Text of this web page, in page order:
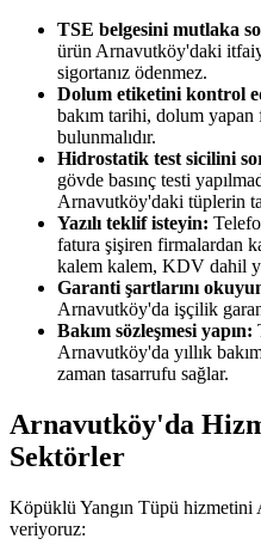
TSE belgesini mutlaka
ürün Arnavutköy'daki
sigortanız ödenmez.
Dolum etiketini kontrol
bakım tarihi, dolum yapan
bulunmalıdır.
Hidrostatik test sicilini
gövde basınç testi
Arnavutköy'daki tüplerin
Yazılı teklif isteyin:
fatura şişiren firmalardan
kalem kalem, KDV dahil
Garanti şartlarını
Arnavutköy'da işçilik
Bakım sözleşmesi yapın:
Arnavutköy'da yıllık
zaman tasarrufu sağlar.
Arnavutköy'da
Sektörler
Köpüklü Yangın Tüpü hizmetini
veriyoruz: